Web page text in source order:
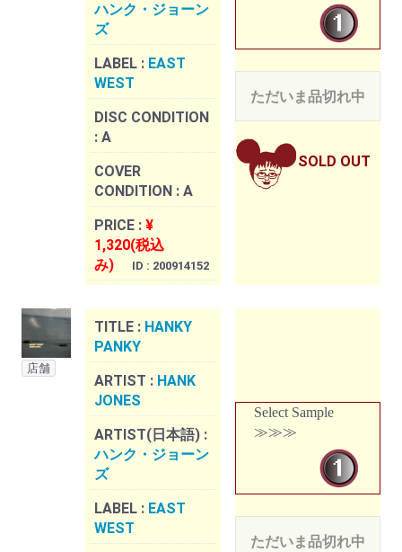
ハンク・ジョーン
ズ
LABEL : EAST
WEST
DISC CONDITION
: A
COVER
CONDITION : A
PRICE : ¥
1,320(税込
み)
ID : 200914152
ただいま品切れ中
SOLD OUT
店舗
TITLE : HANKY
PANKY
ARTIST : HANK
JONES
ARTIST(日本語) :
ハンク・ジョーン
ズ
LABEL : EAST
WEST
Select Sample
≫≫≫
ただいま品切れ中